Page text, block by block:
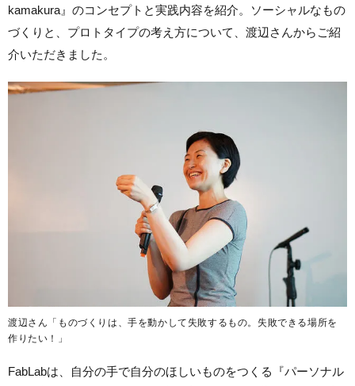
kamakura』のコンセプトと実践内容を紹介。ソーシャルなもの
づくりと、プロトタイプの考え方について、渡辺さんからご紹
介いただきました。
渡辺さん「ものづくりは、手を動かして失敗するもの。失敗できる場所を
作りたい！」
FabLabは、自分の手で自分のほしいものをつくる『パーソナル